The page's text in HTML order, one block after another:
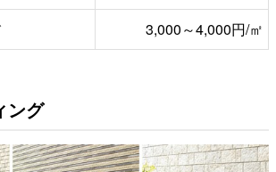
3,000～4,000円/㎡
ング